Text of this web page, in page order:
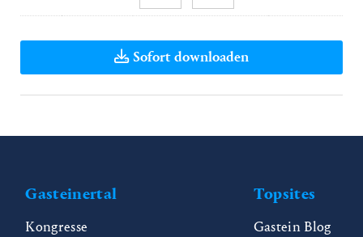
Sofort downloaden
Gasteinertal
Kongresse
Topsites
Gastein Blog